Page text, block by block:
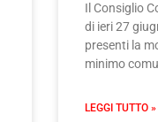
Il Consiglio
di ieri 27
presenti la
minimo
LEGGI TUTTO »